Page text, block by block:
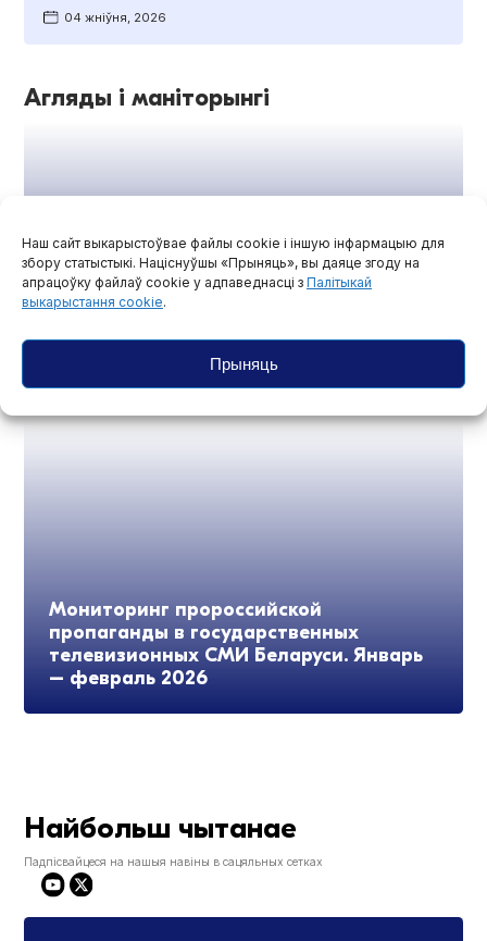
Наш сайт выкарыстоўвае файлы cookie і іншую інфармацыю для
збору статыстыкі. Націснуўшы «Прыняць», вы даяце згоду на
апрацоўку файлаў cookie у адпаведнасці з Палітыкай
выкарыстання cookie.
Прыняць
04 жніўня, 2026
Агляды і маніторынгі
Праваабаронцы прызналі Юрыя
Трашчынскага палітвязнем
Мониторинг пророссийской
пропаганды в государственных
телевизионных СМИ Беларуси. Январь
– февраль 2026
Найбольш чытанае
Падпісвайцеся на нашыя навіны в сацяльных сетках